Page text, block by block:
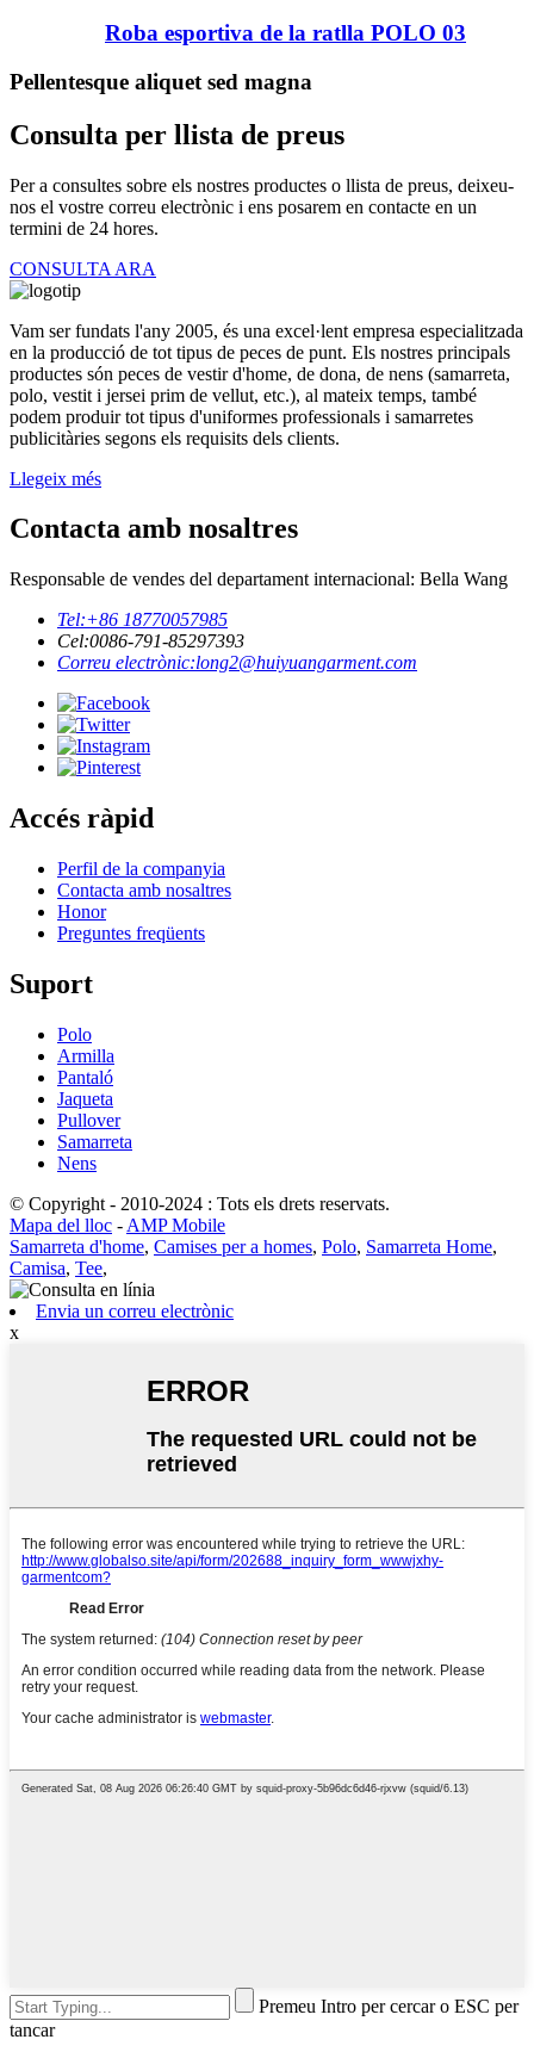
Roba esportiva de la ratlla POLO 03
Pellentesque aliquet sed magna
Consulta per llista de preus
Per a consultes sobre els nostres productes o llista de preus, deixeu-
nos el vostre correu electrònic i ens posarem en contacte en un
termini de 24 hores.
CONSULTA ARA
Vam ser fundats l'any 2005, és una excel·lent empresa especialitzada
en la producció de tot tipus de peces de punt. Els nostres principals
productes són peces de vestir d'home, de dona, de nens (samarreta,
polo, vestit i jersei prim de vellut, etc.), al mateix temps, també
podem produir tot tipus d'uniformes professionals i samarretes
publicitàries segons els requisits dels clients.
Llegeix més
Contacta amb nosaltres
Responsable de vendes del departament internacional: Bella Wang
Tel:+86 18770057985
Cel:0086-791-85297393
Correu electrònic:long2@huiyuangarment.com
Accés ràpid
Perfil de la companyia
Contacta amb nosaltres
Honor
Preguntes freqüents
Suport
Polo
Armilla
Pantaló
Jaqueta
Pullover
Samarreta
Nens
© Copyright - 2010-2024 : Tots els drets reservats.
Mapa del lloc - AMP Mobile
Samarreta d'home, Camises per a homes, Polo, Samarreta Home,
Camisa, Tee,
Envia un correu electrònic
x
Premeu Intro per cercar o ESC per
tancar